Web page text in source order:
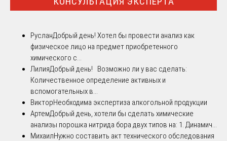
РусланДобрый день! Хотел бы провести анализ как
физическое лицо на предмет приобретенного
химического с...
ЛилияДобрый день! Возможно ли у вас сделать:
Количественное определение активных и
вспомогательных в...
ВикторНеобходима экспертиза алкогольной продукции
АртемДобрый день, хотели бы сделать химические
анализы порошка нитрида бора двух типов на: 1. Динамич...
МихаилНужно составить акт технического обследования